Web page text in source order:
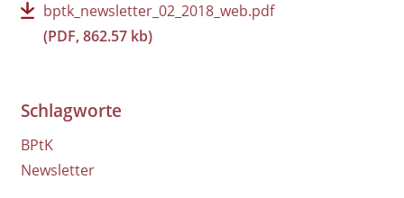
bptk_newsletter_02_2018_web.pdf
(PDF, 862.57 kb)
Schlagworte
BPtK
Newsletter